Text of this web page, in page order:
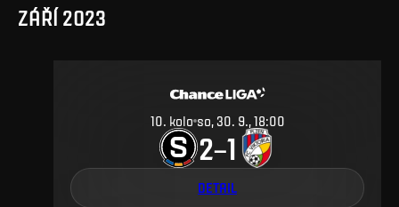
ZÁŘÍ 2023
10 kolo so, 30. 9., 18:00
2–1
DETAIL